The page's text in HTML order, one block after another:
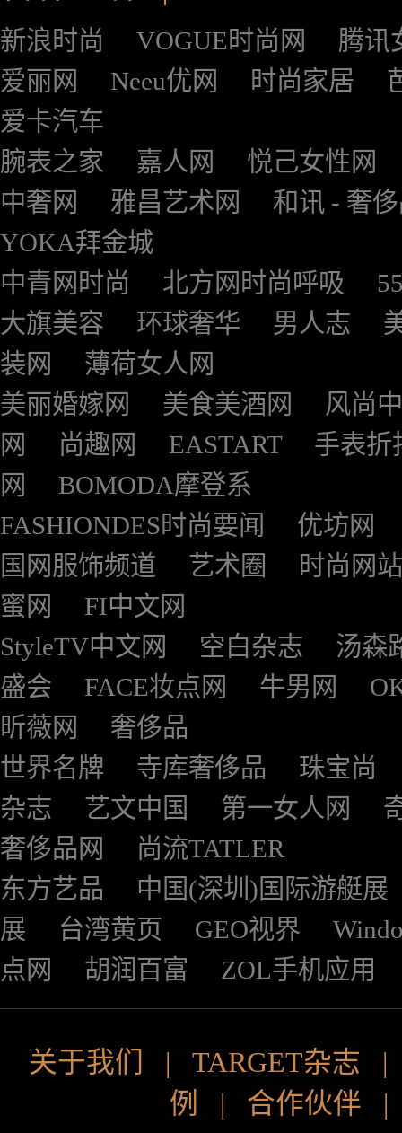
新浪时尚 VOGUE时尚网
腾讯
爱丽网
Neeu优网 时尚家居
爱卡汽车
腕表之家
嘉人网
悦己女性网
中奢网
雅昌艺术网
和讯 - 奢
YOKA拜金城
中青网时尚
北方网时尚呼吸
大旗美容
环球奢华 男人志
装网
薄荷女人网
美丽婚嫁网
美食美酒网
风尚
网
尚趣网 EASTART
手表折
网
BOMODA摩登系
FASHIONDES时尚要闻
优坊网
国网服饰频道
艺术圈
时尚网站
蜜网
FI中文网
StyleTV中文网
空白杂志
汤森
盛会
FACE妆点网 牛男网
昕薇网
奢侈品
世界名牌
寺库奢侈品
珠宝尚
杂志
艺文中国 第一女人网
奢侈品网
尚流TATLER
东方艺品
中国(深圳)国际游艇展
展
台湾黄页 GEO视界
点网
胡润百富 ZOL手机应用
关于我们 | TARGET杂志
例
| 合作伙伴